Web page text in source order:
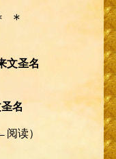
＊
文圣名
名
读）